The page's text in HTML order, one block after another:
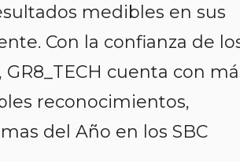
medibles en sus
Con la confianza de
cuenta con
reconocimientos,
del Año en los SBC